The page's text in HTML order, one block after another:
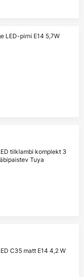
LED-pirni E14 5,7W
tilklambi komplekt 3
Tuya
C35 matt E14 4,2 W